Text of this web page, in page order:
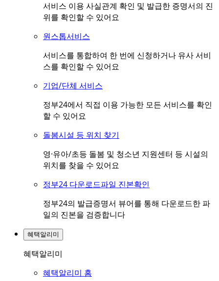
서비스 이용 사실관계 확인 및 발급한 증명서의 진
위를 확인할 수 있어요
원스톱서비스
서비스를 통합하여 한 번에 신청하거나 유사 서비
스를 확인할 수 있어요
기업/단체 서비스
정부24에서 직접 이용 가능한 모든 서비스를 확인
할 수 있어요
돌봄시설 등 위치 찾기
영·유아/초등 돌봄 및 청소년 지원센터 등 시설의
위치를 찾을 수 있어요
정부24 다운로드파일 진본확인
정부24의 발급증명서 뷰어를 통해 다운로드한 파
일의 진본을 검증합니다
혜택알리미
혜택알리미
혜택알리미 홈